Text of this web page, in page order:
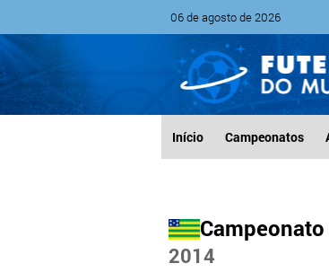
06 de agosto de 2026
Início Campeonatos
2014